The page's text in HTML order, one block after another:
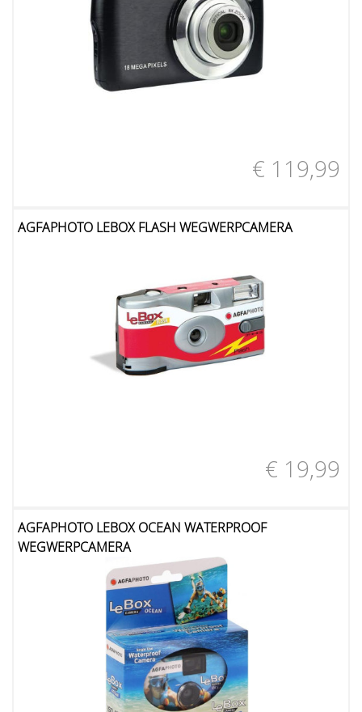
€ 119,99
AGFAPHOTO LEBOX FLASH WEGWERPCAMERA
€ 19,99
AGFAPHOTO LEBOX OCEAN WATERPROOF
WEGWERPCAMERA